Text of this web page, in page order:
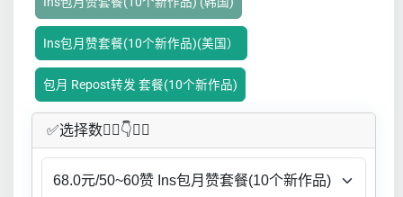
Ins包月赞套餐(10个新作品)(美国）
包月 Repost转发 套餐(10个新作品)
✅​选择数👇🏻​​👇👇🏻​​